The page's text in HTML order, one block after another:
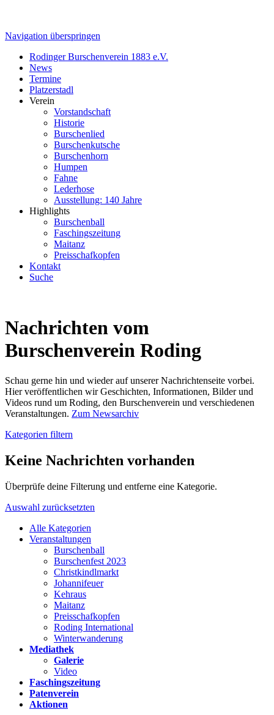
Navigation überspringen
Rodinger Burschenverein 1883 e.V.
News
Termine
Platzerstadl
Verein
Vorstandschaft
Historie
Burschenlied
Burschenkutsche
Burschenhorn
Humpen
Fahne
Lederhose
Ausstellung: 140 Jahre
Highlights
Burschenball
Faschingszeitung
Maitanz
Preisschafkopfen
Kontakt
Suche
Nachrichten vom
Burschenverein Roding
Schau gerne hin und wieder auf unserer Nachrichtenseite vorbei.
Hier veröffentlichen wir Geschichten, Informationen, Bilder und
Videos rund um Roding, den Burschenverein und verschiedenen
Veranstaltungen. Zum Newsarchiv
Kategorien filtern
Keine Nachrichten vorhanden
Überprüfe deine Filterung und entferne eine Kategorie.
Auswahl zurücksetzten
Alle Kategorien
Veranstaltungen
Burschenball
Burschenfest 2023
Christkindlmarkt
Johannifeuer
Kehraus
Maitanz
Preisschafkopfen
Roding International
Winterwanderung
Mediathek
Galerie
Video
Faschingszeitung
Patenverein
Aktionen